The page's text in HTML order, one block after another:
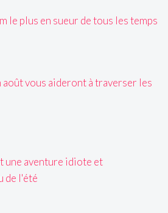
le plus en sueur de tous les temps
août vous aideront à traverser les
une aventure idiote et
de l'été